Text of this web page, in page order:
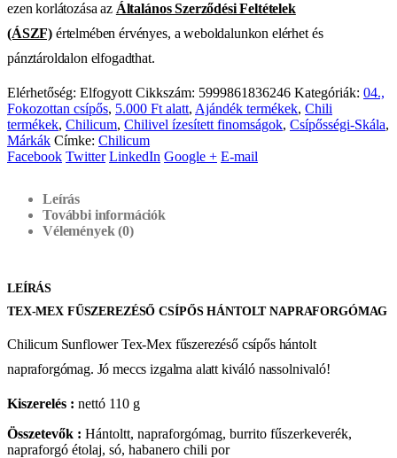
ezen korlátozása az Általános Szerződési Feltételek
(ÁSZF) értelmében érvényes, a weboldalunkon elérhet és
pánztároldalon elfogadthat.
Elérhetőség: Elfogyott Cikkszám: 5999861836246 Kategóriák: 04.,
Fokozottan csípős, 5.000 Ft alatt, Ajándék termékek, Chili
termékek, Chilicum, Chilivel ízesített finomságok, Csípősségi-Skála,
Márkák Címke: Chilicum
Facebook Twitter LinkedIn Google + E-mail
Leírás
További információk
Vélemények (0)
LEÍRÁS
TEX-MEX FŰSZEREZÉSŐ CSÍPŐS HÁNTOLT NAPRAFORGÓMAG
Chilicum Sunflower Tex-Mex fűszerezéső csípős hántolt
napraforgómag. Jó meccs izgalma alatt kiváló nassolnivaló!
Kiszerelés : nettó 110 g
Összetevők : Hántoltt, napraforgómag, burrito fűszerkeverék,
napraforgó étolaj, só, habanero chili por